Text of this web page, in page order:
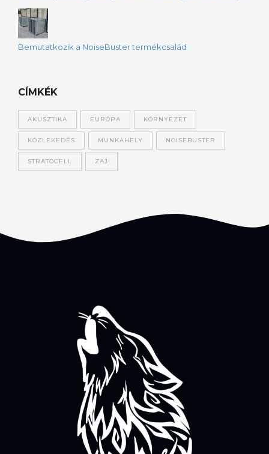
Bemutatkozik a NoiseBuster termékcsalád
CÍMKÉK
AKUSZTIKA EURÓPA KÖRNYEZET
KÖZLEKEDÉS MUNKAHELY NOISEBUSTER
STRATOCELL ZAJ